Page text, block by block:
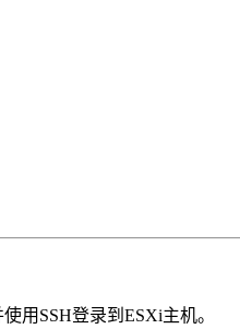
用SSH登录到ESXi主机。